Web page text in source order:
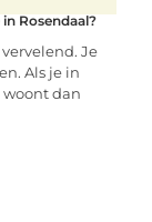
Rosendaal?
Je
Als je in
woont dan